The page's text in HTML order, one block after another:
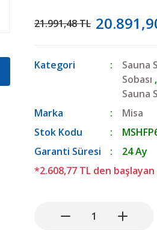
21.991,48 TL
Kategori Sauna
Sobası ,
Sauna
Marka
Misa
Stok Kodu
Garanti Süresi
24 Ay
*2.608,77 TL den